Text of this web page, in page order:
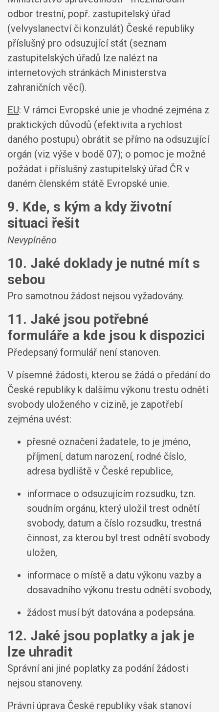
odbor trestní, popř. zastupitelský úřad
(velvyslanectví či konzulát) České republiky
příslušný pro odsuzující stát (seznam
zastupitelských úřadů lze nalézt na
internetových stránkách Ministerstva
zahraničních věcí).
EU: V rámci Evropské unie je vhodné zejména z
praktických důvodů (efektivita a rychlost
daného postupu) obrátit se přímo na odsuzující
orgán (viz výše v bodě 07); o pomoc je možné
požádat i příslušný zastupitelský úřad ČR v
daném členském státě Evropské unie.
9. Kde, s kým a kdy životní
situaci řešit
Nevyplněno
10. Jaké doklady je nutné mít s
sebou
Pro samotnou žádost nejsou vyžadovány.
11. Jaké jsou potřebné
formuláře a kde jsou k dispozici
Předepsaný formulář není stanoven.
V písemné žádosti, kterou se žádá o předání do
České republiky k dalšímu výkonu trestu odnětí
svobody uloženého v cizině, je zapotřebí
zejména uvést:
přesné označení žadatele, to je jméno,
příjmení, datum narození, rodné číslo,
adresa bydliště v České republice,
informace o odsuzujícím rozsudku, tzn.
soudním orgánu, který uložil trest odnětí
svobody, datum a číslo rozsudku, trestná
činnost, za kterou byl trest odnětí svobody
uložen,
informace o místě a datu výkonu vazby a
dosavadního výkonu trestu odnětí svobody,
žádost musí být datována a podepsána.
12. Jaké jsou poplatky a jak je
lze uhradit
Správní ani jiné poplatky za podání žádosti
nejsou stanoveny.
Právní úprava České republiky však stanoví